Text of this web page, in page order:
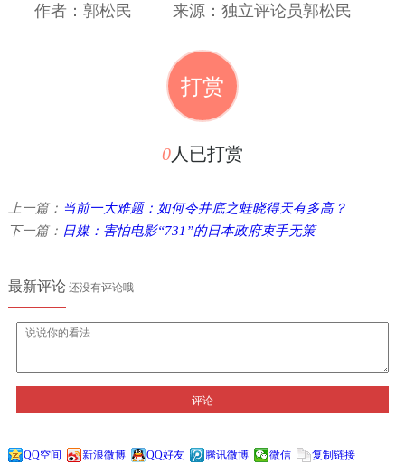
作者：郭松民 来源：独立评论员郭松民
打赏
0人已打赏
上一篇： 当前一大难题：如何令井底之蛙晓得天有多高？
下一篇： 日媒：害怕电影“731”的日本政府束手无策
最新评论还没有评论哦
评论
QQ空间 新浪微博 QQ好友 腾讯微博 微信
复制链接